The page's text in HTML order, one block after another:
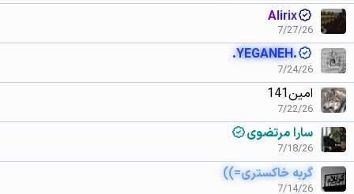
Alirix
7/27/26
.YEGANEH.
7/24/26
امین141
7/22/26
سارا مرتضوی
7/18/26
گربه خاکستری=))
7/14/26